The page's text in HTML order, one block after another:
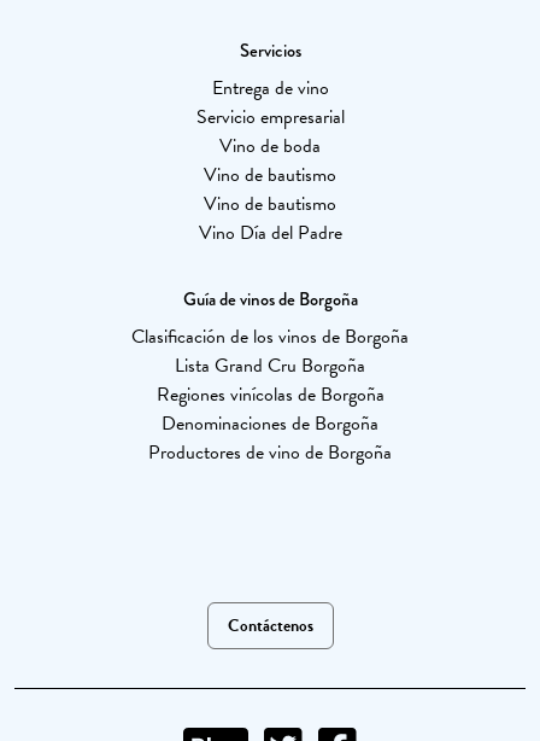
Servicios
Entrega de vino
Servicio empresarial
Vino de boda
Vino de bautismo
Vino de bautismo
Vino Día del Padre
Guía de vinos de Borgoña
Clasificación de los vinos de Borgoña
Lista Grand Cru Borgoña
Regiones vinícolas de Borgoña
Denominaciones de Borgoña
Productores de vino de Borgoña
Contáctenos